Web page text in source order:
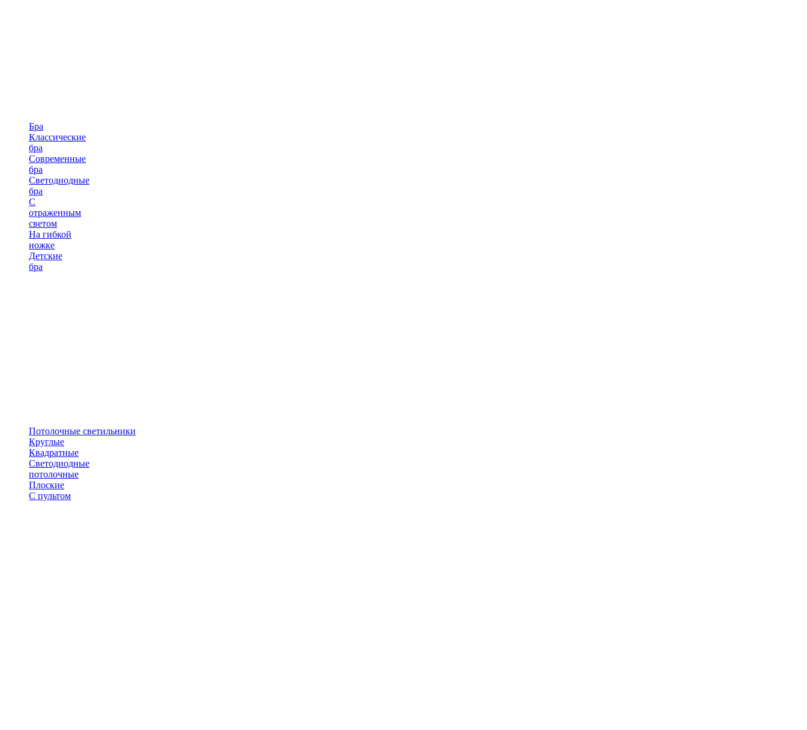
Бра
Классические
бра
Современные
бра
Светодиодные
бра
С
отраженным
светом
На гибкой
ножке
Детские
бра
Потолочные светильники
Круглые
Квадратные
Светодиодные
потолочные
Плоские
С пультом